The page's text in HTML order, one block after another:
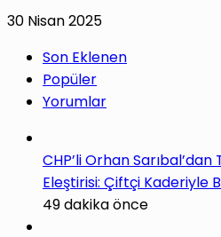
30 Nisan 2025
Son Eklenen
Popüler
Yorumlar
CHP’li Orhan
Eleştirisi: Çiftçi Kaderiyle
49 dakika önce